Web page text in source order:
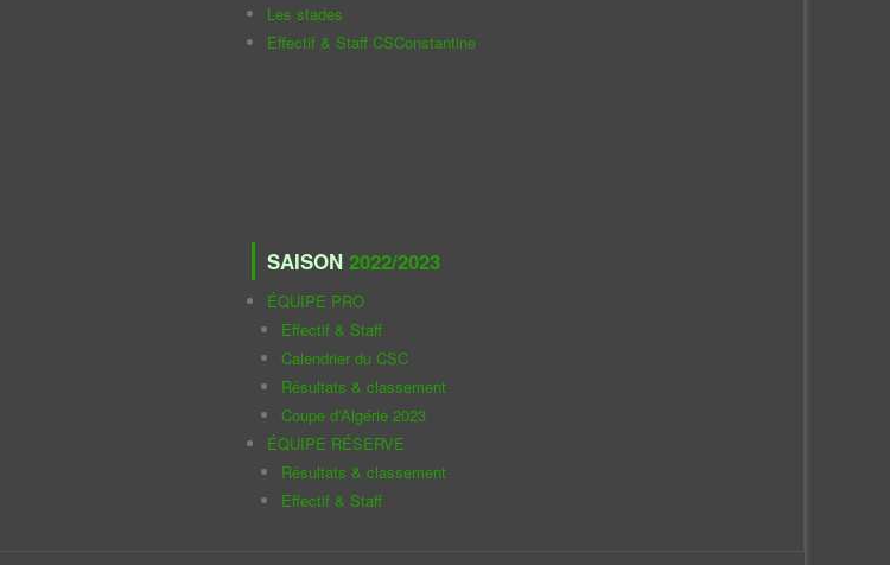
Les stades
Effectif & Staff CSConstantine
SAISON 2022/2023
ÉQUIPE PRO
Effectif & Staff
Calendrier du CSC
Résultats & classement
Coupe d'Algérie 2023
ÉQUIPE RÉSERVE
Résultats & classement
Effectif & Staff